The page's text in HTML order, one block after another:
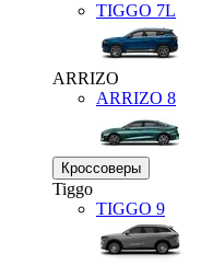
TIGGO 7L
ARRIZO
ARRIZO 8
Кроссоверы
Tiggo
TIGGO 9